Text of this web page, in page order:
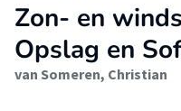
Zon- en
Opslag en
van Someren, Christian